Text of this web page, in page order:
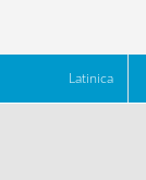
Latinica